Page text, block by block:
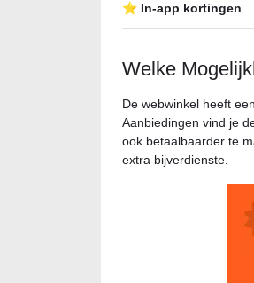
⭐ In-app kortingen
Welke
De webwinkel heeft
Aanbiedingen vind je
ook betaalbaarder te
extra bijverdienste.